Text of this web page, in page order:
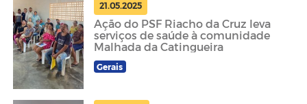
21.05.2025
Ação do PSF Riacho da Cruz leva
serviços de saúde à comunidade
Malhada da Catingueira
Gerais